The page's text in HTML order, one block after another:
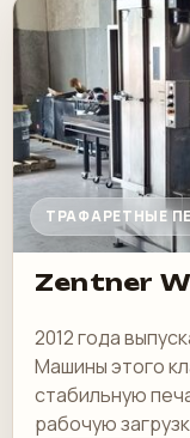
ТРАФАРЕТНЫЕ
Zentner
2012 года
Машины этого
стабильную
рабочую